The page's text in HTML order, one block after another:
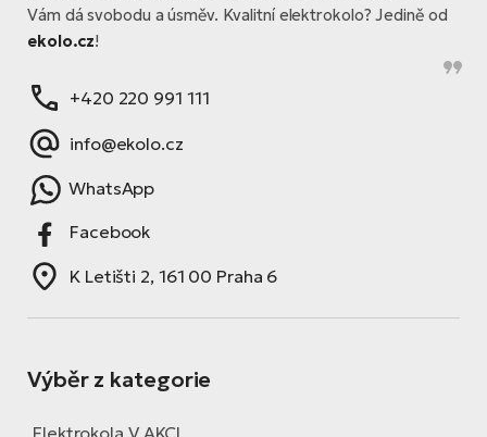
Vám dá svobodu a úsměv. Kvalitní elektrokolo? Jedině od
ekolo.cz!
+420 220 991 111
info@ekolo.cz
WhatsApp
Facebook
K Letišti 2, 161 00 Praha 6
Výběr z kategorie
Elektrokola V AKCI